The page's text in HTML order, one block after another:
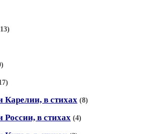
в стихах (8)
в стихах (4)